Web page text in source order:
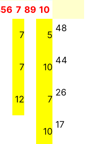
56 7 89 10
7 5
48
7 10
44
12 7
26
10
17